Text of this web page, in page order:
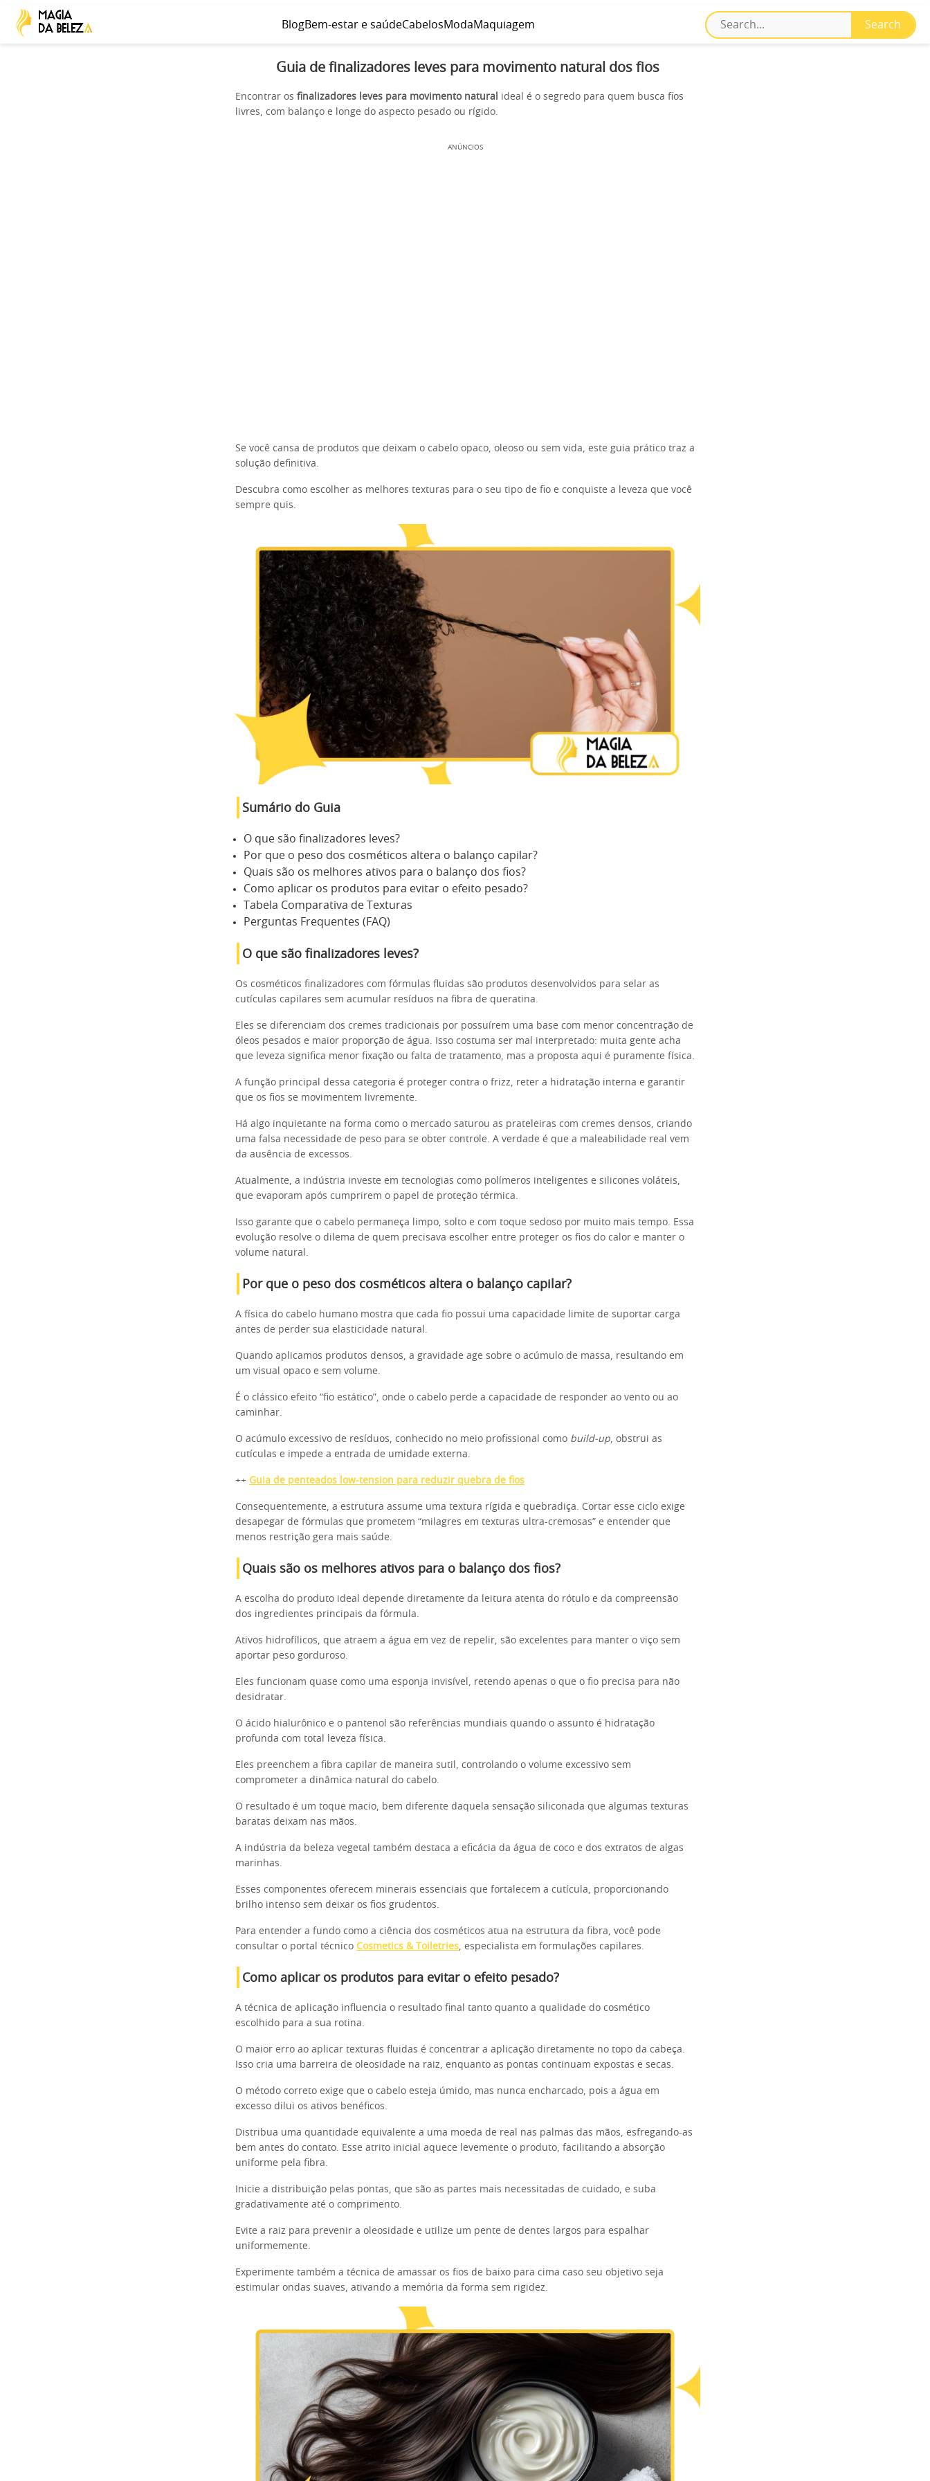
BlogBem-estar e saúdeCabelosModaMaquiagem
Guia de finalizadores leves para movimento natural dos fios
Encontrar os finalizadores leves para movimento natural
ideal é o segredo para quem busca fios
livres, com balanço e longe do aspecto pesado ou rígido.
ANÚNCIOS
Se você cansa de produtos que deixam o cabelo opaco, oleoso ou sem vida, este guia prático traz a
solução definitiva.
Descubra como escolher as melhores texturas para o seu tipo de fio e conquiste a leveza que você
sempre quis.
Sumário do Guia
O que são finalizadores leves?
Por que o peso dos cosméticos altera o balanço capilar?
Quais são os melhores ativos para o balanço dos fios?
Como aplicar os produtos para evitar o efeito pesado?
Tabela Comparativa de Texturas
Perguntas Frequentes (FAQ)
O que são finalizadores leves?
Os cosméticos finalizadores com fórmulas fluidas são produtos desenvolvidos para selar as
cutículas capilares sem acumular resíduos na fibra de queratina.
Eles se diferenciam dos cremes tradicionais por possuírem uma base com menor concentração de
óleos pesados e maior proporção de água. Isso costuma ser mal interpretado: muita gente acha
que leveza significa menor fixação ou falta de tratamento, mas a proposta aqui é puramente física.
A função principal dessa categoria é proteger contra o frizz, reter a hidratação interna e garantir
que os fios se movimentem livremente.
Há algo inquietante na forma como o mercado saturou as prateleiras com cremes densos, criando
uma falsa necessidade de peso para se obter controle. A verdade é que a maleabilidade real vem
da ausência de excessos.
Atualmente, a indústria investe em tecnologias como polímeros inteligentes e silicones voláteis,
que evaporam após cumprirem o papel de proteção térmica.
Isso garante que o cabelo permaneça limpo, solto e com toque sedoso por muito mais tempo. Essa
evolução resolve o dilema de quem precisava escolher entre proteger os fios do calor e manter o
volume natural.
Por que o peso dos cosméticos altera o balanço capilar?
A física do cabelo humano mostra que cada fio possui uma capacidade limite de suportar carga
antes de perder sua elasticidade natural.
Quando aplicamos produtos densos, a gravidade age sobre o acúmulo de massa, resultando em
um visual opaco e sem volume.
É o clássico efeito “fio estático”, onde o cabelo perde a capacidade de responder ao vento ou ao
caminhar.
O acúmulo excessivo de resíduos, conhecido no meio profissional como build-up, obstrui as
cutículas e impede a entrada de umidade externa.
++ Guia de penteados low-tension para reduzir quebra de fios
Consequentemente, a estrutura assume uma textura rígida e quebradiça. Cortar esse ciclo exige
desapegar de fórmulas que prometem “milagres em texturas ultra-cremosas” e entender que
menos restrição gera mais saúde.
Quais são os melhores ativos para o balanço dos fios?
A escolha do produto ideal depende diretamente da leitura atenta do rótulo e da compreensão
dos ingredientes principais da fórmula.
Ativos hidrofílicos, que atraem a água em vez de repelir, são excelentes para manter o viço sem
aportar peso gorduroso.
Eles funcionam quase como uma esponja invisível, retendo apenas o que o fio precisa para não
desidratar.
O ácido hialurônico e o pantenol são referências mundiais quando o assunto é hidratação
profunda com total leveza física.
Eles preenchem a fibra capilar de maneira sutil, controlando o volume excessivo sem
comprometer a dinâmica natural do cabelo.
O resultado é um toque macio, bem diferente daquela sensação siliconada que algumas texturas
baratas deixam nas mãos.
A indústria da beleza vegetal também destaca a eficácia da água de coco e dos extratos de algas
marinhas.
Esses componentes oferecem minerais essenciais que fortalecem a cutícula, proporcionando
brilho intenso sem deixar os fios grudentos.
Para entender a fundo como a ciência dos cosméticos atua na estrutura da fibra, você pode
consultar o portal técnico Cosmetics & Toiletries, especialista em formulações capilares.
Como aplicar os produtos para evitar o efeito pesado?
A técnica de aplicação influencia o resultado final tanto quanto a qualidade do cosmético
escolhido para a sua rotina.
O maior erro ao aplicar texturas fluidas é concentrar a aplicação diretamente no topo da cabeça.
Isso cria uma barreira de oleosidade na raiz, enquanto as pontas continuam expostas e secas.
O método correto exige que o cabelo esteja úmido, mas nunca encharcado, pois a água em
excesso dilui os ativos benéficos.
Distribua uma quantidade equivalente a uma moeda de real nas palmas das mãos, esfregando-as
bem antes do contato. Esse atrito inicial aquece levemente o produto, facilitando a absorção
uniforme pela fibra.
Inicie a distribuição pelas pontas, que são as partes mais necessitadas de cuidado, e suba
gradativamente até o comprimento.
Evite a raiz para prevenir a oleosidade e utilize um pente de dentes largos para espalhar
uniformemente.
Experimente também a técnica de amassar os fios de baixo para cima caso seu objetivo seja
estimular ondas suaves, ativando a memória da forma sem rigidez.